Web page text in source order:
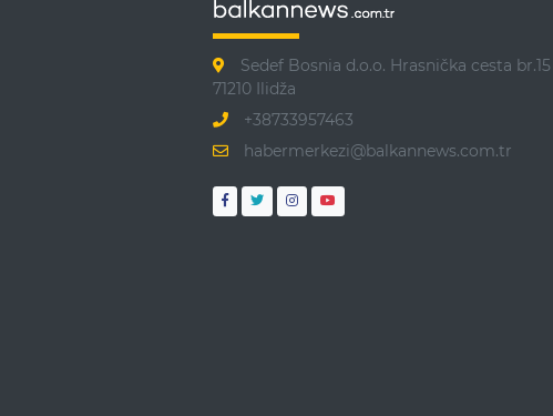
Sedef Bosnia d.o.o. Hrasnička cesta br.15
71210 Ilidža
+38733957463
habermerkezi@balkannews.com.tr